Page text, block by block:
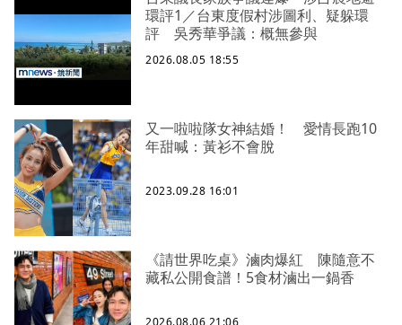
環評1／台東度假村涉圖利、疑躲環
評 吳秀華爭議：概無參與
2026.08.05 18:55
又一啦啦隊女神結婚！ 愛情長跑10
年甜喊：黃衫不會脫
2023.09.28 16:01
《請世界吃桌》滷肉爆紅 陳隨意不
藏私公開食譜！5食材滷出一鍋香
2026.08.06 21:06